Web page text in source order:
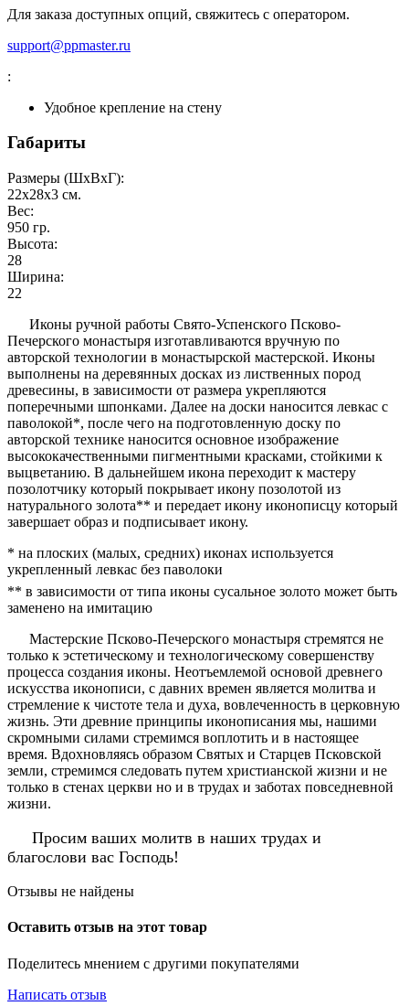
Для заказа доступных опций, свяжитесь с оператором.
support@ppmaster.ru
:
Удобное крепление на стену
Габариты
Размеры (ШxВxГ):
22x28x3 см.
Вес:
950 гр.
Высота:
28
Ширина:
22
Иконы ручной работы Свято-Успенского Псково-
Печерского монастыря изготавливаются вручную по
авторской технологии в монастырской мастерской. Иконы
выполнены на деревянных досках из лиственных пород
древесины, в зависимости от размера укрепляются
поперечными шпонками. Далее на доски наносится левкас с
паволокой*, после чего на подготовленную доску по
авторской технике наносится основное изображение
высококачественными пигментными красками, стойкими к
выцветанию. В дальнейшем икона переходит к мастеру
позолотчику который покрывает икону позолотой из
натурального золота** и передает икону иконописцу который
завершает образ и подписывает икону.
* на плоских (малых, средних) иконах используется
укрепленный левкас без паволоки
** в зависимости от типа иконы сусальное золото может быть
заменено на имитацию
Мастерские Псково-Печерского монастыря стремятся не
только к эстетическому и технологическому совершенству
процесса создания иконы. Неотъемлемой основой древнего
искусства иконописи, с давних времен является молитва и
стремление к чистоте тела и духа, вовлеченность в церковную
жизнь. Эти древние принципы иконописания мы, нашими
скромными силами стремимся воплотить и в настоящее
время. Вдохновляясь образом Святых и Старцев Псковской
земли, стремимся следовать путем христианской жизни и не
только в стенах церкви но и в трудах и заботах повседневной
жизни.
Просим ваших молитв в наших трудах и
благослови вас Господь!
Отзывы не найдены
Оставить отзыв на этот товар
Поделитесь мнением с другими покупателями
Написать отзыв